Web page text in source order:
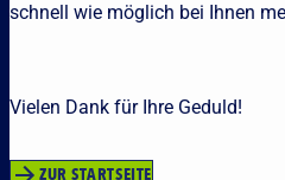
schnell wie möglich bei Ihnen
Vielen Dank für Ihre Geduld!
ZUR STARTSEITE